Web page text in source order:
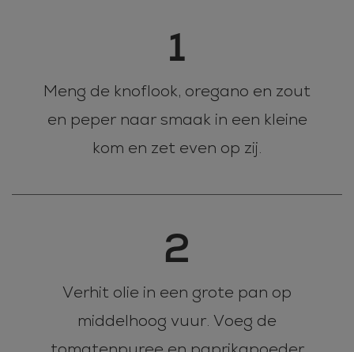
1
Meng de knoflook, oregano en zout
en peper naar smaak in een kleine
kom en zet even op zij.
2
Verhit olie in een grote pan op
middelhoog vuur. Voeg de